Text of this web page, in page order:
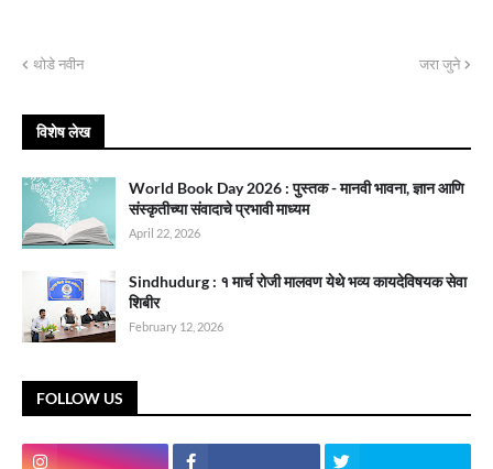
थोडे नवीन जरा जुने
विशेष लेख
World Book Day 2026 : पुस्तक - मानवी भावना, ज्ञान आणि
संस्कृतीच्या संवादाचे प्रभावी माध्यम
April 22, 2026
Sindhudurg : १ मार्च रोजी मालवण येथे भव्य कायदेविषयक सेवा
शिबीर
February 12, 2026
FOLLOW US